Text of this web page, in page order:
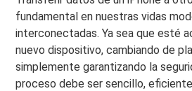
fundamental en nuestras vidas
interconectadas. Ya sea que esté
nuevo dispositivo, cambiando de
simplemente garantizando la
proceso debe ser sencillo,